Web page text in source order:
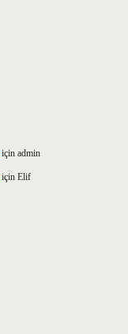
için admin
için Elif